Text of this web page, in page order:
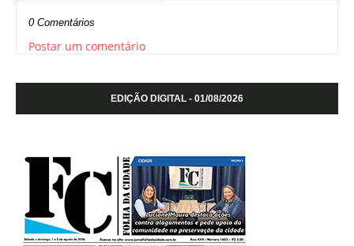
0 Comentários
Postar um comentário
EDIÇÃO DIGITAL - 01/08/2026